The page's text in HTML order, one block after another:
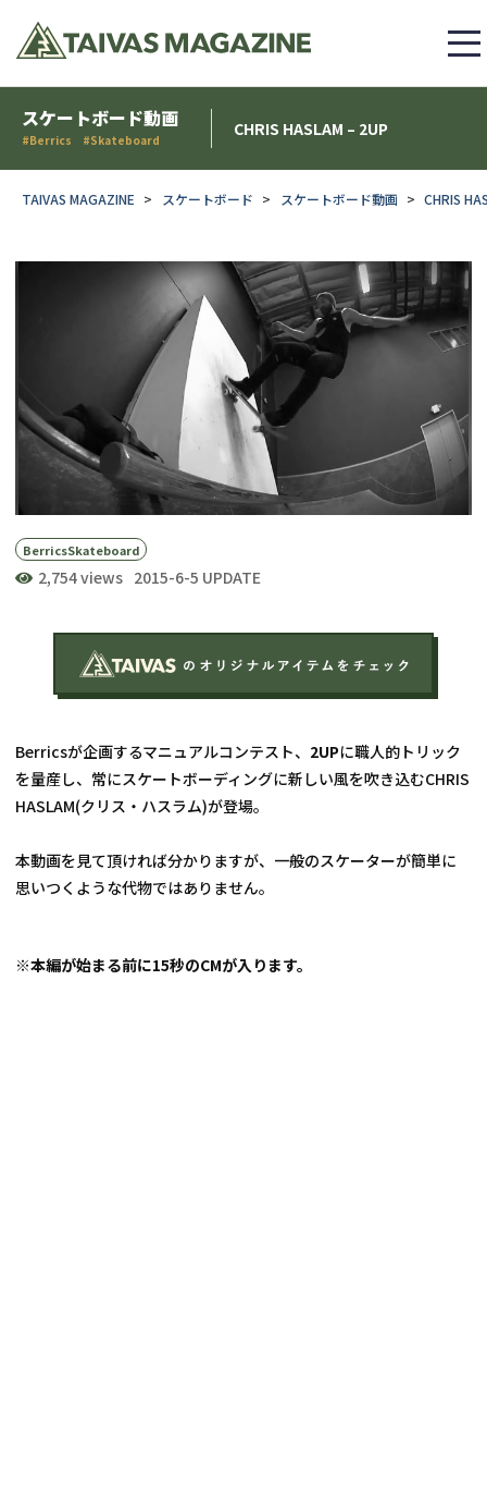
スケートボード動画
#Berrics #Skateboard
CHRIS HASLAM – 2UP
TAIVAS MAGAZINE スケートボード スケートボード動画 CHRIS
BerricsSkateboard
2,754 views 2015-6-5 UPDATE
Berricsが企画するマニュアルコンテスト、 2UPに職人的トリック
を量産し、常にスケートボーディングに新しい風を吹き込むCHRIS
HASLAM(クリス・ハスラム)が登場。
本動画を見て頂ければ分かりますが、一般のスケーターが簡単に
思いつくような代物ではありません。
※本編が始まる前に15秒のCMが入ります。